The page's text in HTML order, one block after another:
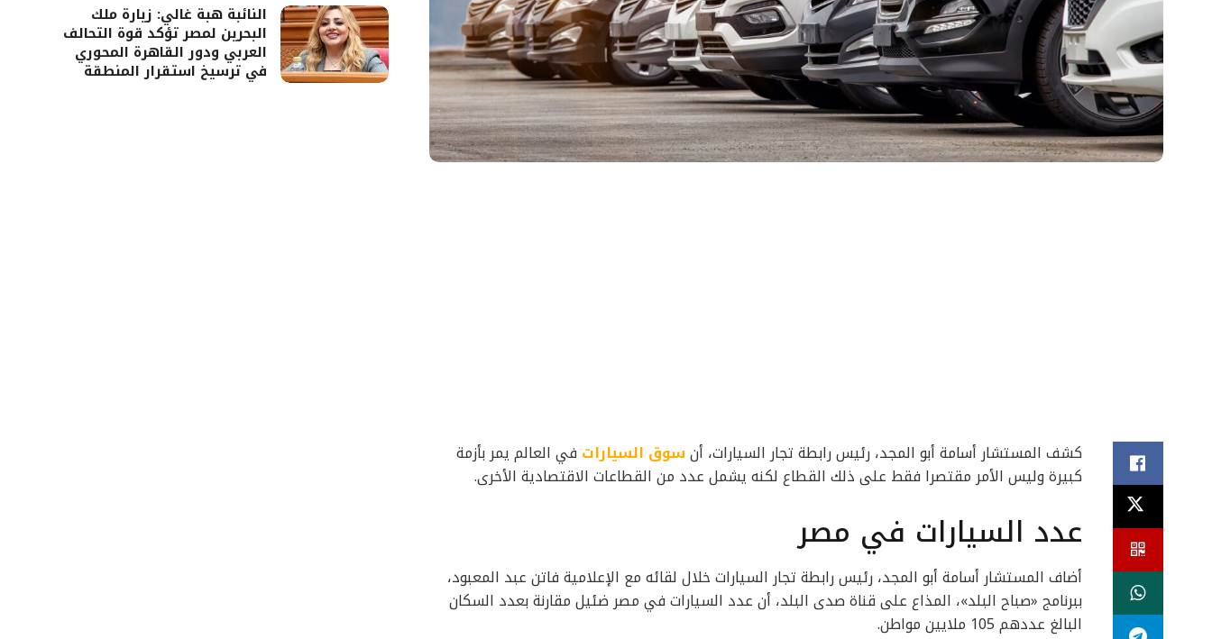
كشف المستشار أسامة أبو المجد، رئيس رابطة تجار السيارات، أنسوق السيارات في العالم يمر بأزمة
كبيرة وليس الأمر مقتصرا فقط على ذلك القطاع لكنه يشمل عدد من القطاعات الاقتصادية الأخرى.
عدد السيارات في مصر
أضاف المستشار أسامة أبو المجد، رئيس رابطة تجار السيارات خلال لقائه مع الإعلامية فاتن عبد المعبود،
ببرنامج «صباح البلد»، المذاع على قناة صدى البلد، أن عدد السيارات في مصر ضئيل مقارنة بعدد السكان
البالغ عددهم 105 ملايين مواطن.
النائبة هبة غالي: زيارة ملك
البحرين لمصر تؤكد قوة التحالف
العربي ودور القاهرة المحوري
في ترسيخ استقرار المنطقة